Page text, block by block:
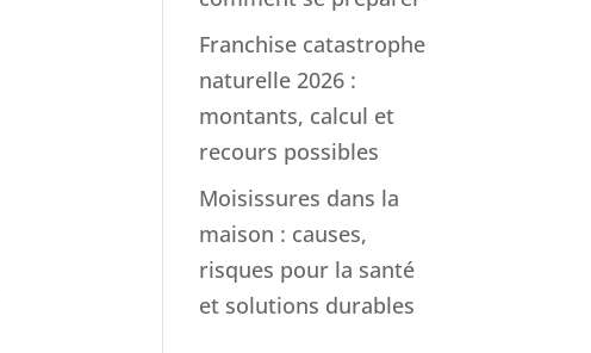
Franchise catastrophe
naturelle 2026 :
montants, calcul et
recours possibles
Moisissures dans la
maison : causes,
risques pour la santé
et solutions durables